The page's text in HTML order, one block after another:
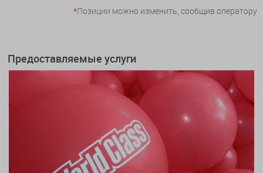
*Позиции можно изменить, сообщив оператору
Предоставляемые услуги